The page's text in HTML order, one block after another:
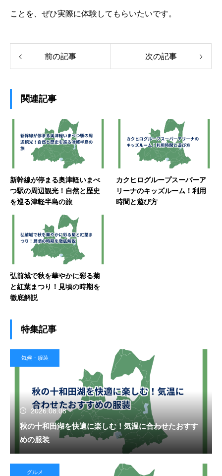
ことを、ぜひ実際に体験してもらいたいです。
前の記事 次の記事
関連記事
新幹線が停まる奥津軽いまべ
つ駅の周辺観光！自然と歴史
を巡る津軽半島の旅
カクヒログループスーパーア
リーナのキッズルーム！利用
時間と遊び方
弘前城で秋を華やかに彩る菊
と紅葉まつり！見頃の時期を
徹底解説
特集記事
気候・服装
2026.08.08
秋の十和田湖を快適に楽しむ！気温に合わせたおすす
めの服装
グルメ